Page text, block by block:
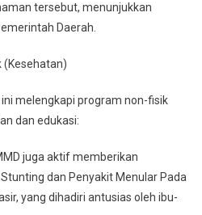
tersebut, menunjukkan
Daerah.
(Kesehatan)
melengkapi program non-fisik
dan edukasi:
juga aktif memberikan
dan Penyakit Menular Pada
yang dihadiri antusias oleh ibu-